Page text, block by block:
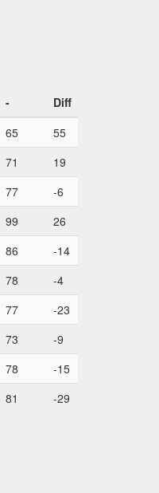
-
Diff
65
55
71
19
77
-6
99
26
86
-14
78
-4
77
-23
73
-9
78
-15
81 -29